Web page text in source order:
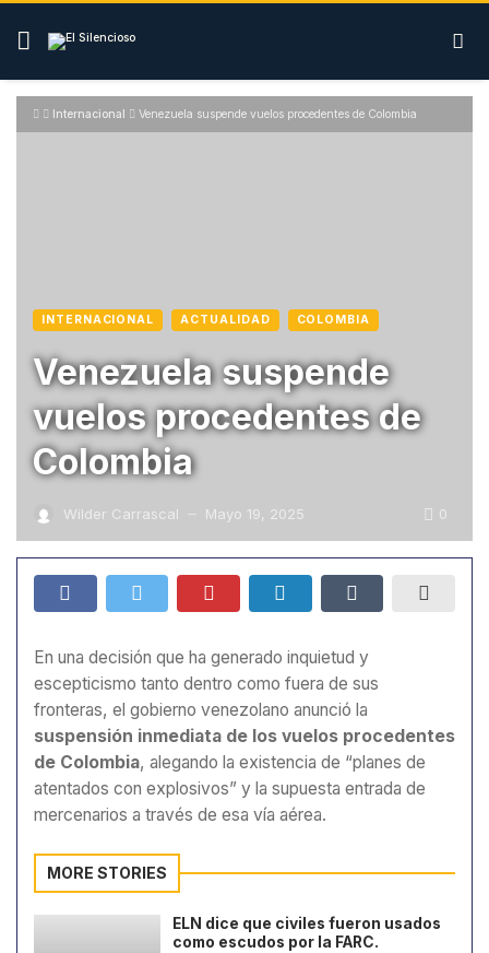
Skip
content
Internacional Venezuela suspende vuelos procedentes de Colombia
INTERNACIONAL ACTUALIDAD COLOMBIA
Venezuela suspende
vuelos procedentes de
Colombia
Wilder Carrascal — Mayo 19, 2025 0
En una decisión que ha generado inquietud y
escepticismo tanto dentro como fuera de sus
fronteras, el gobierno venezolano anunció la
suspensión inmediata de los vuelos procedentes
de Colombia, alegando la existencia de “planes de
atentados con explosivos” y la supuesta entrada de
mercenarios a través de esa vía aérea.
MORE STORIES
ELN dice que civiles fueron usados
como escudos por la FARC.